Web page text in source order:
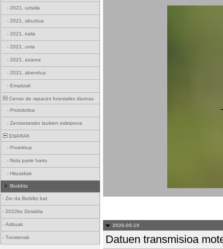
- 2021, uztaila
- 2021, abuztua
- 2021, iraila
- 2021, urria
- 2021, azaroa
- 2021, abendua
- Emaitzak
Censo de rapaces forestales diurnas
- Protokoloa
- Zentsotarako laukien esleipena
ENARAK
- Proiektua
- Nola parte hartu
- Hitzaldiak
Bioblitz
- Zer da Bioblitz bat
- 2022ko Deialdia
- Adituak
- Txostenak
2026-05-19
Datuen transmisioa